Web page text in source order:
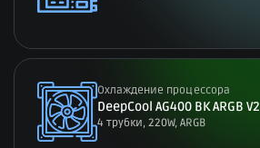
Охлаждение процессора
DeepCool AG400 BK ARGB V2
4 трубки, 220W, ARGB